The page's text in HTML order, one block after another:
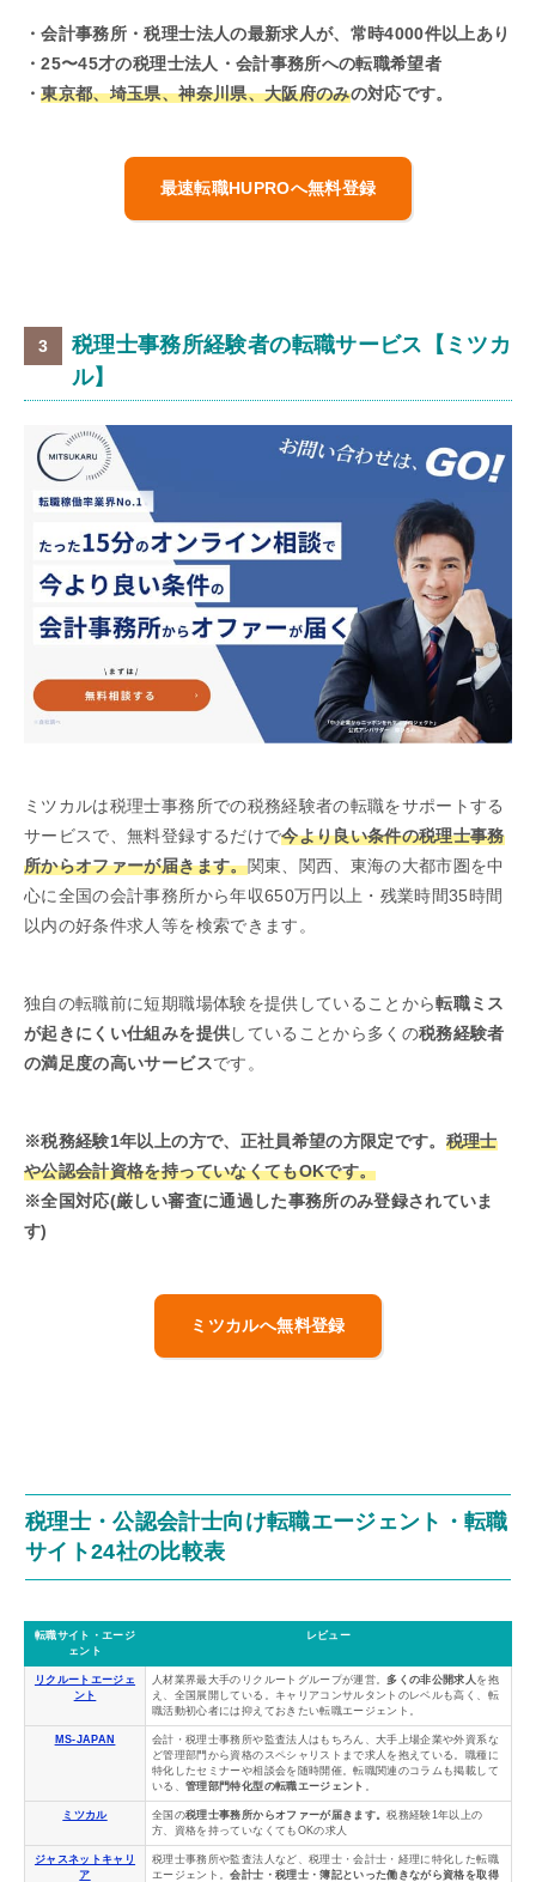
・会計事務所・税理士法人の最新求人が、常時4000件以上あり
・25〜45才の税理士法人・会計事務所への転職希望者
・東京都、埼玉県、神奈川県、大阪府のみの対応です。
最速転職HUPROへ無料登録
税理士事務所経験者の転職サービス【ミツカ
ル】
ミツカルは税理士事務所での税務経験者の転職をサポートする
サービスで、無料登録するだけで今より良い条件の税理士事務
所からオファーが届きます。関東、関西、東海の大都市圏を中
心に全国の会計事務所から年収650万円以上・残業時間35時間
以内の好条件求人等を検索できます。
独自の転職前に短期職場体験を提供していることから転職ミス
が起きにくい仕組みを提供していることから多くの税務経験者
の満足度の高いサービスです。
※税務経験1年以上の方で、正社員希望の方限定です。 税理士
や公認会計資格を持っていなくてもOKです。
※全国対応(厳しい審査に通過した事務所のみ登録されていま
す)
ミツカルへ無料登録
税理士・公認会計士向け転職エージェント・転職
サイト24社の比較表
転職サイト・エージ
ェント
レビュー
リクルートエージェ
ント
人材業界最大手のリクルートグループが運営。多くの非公開求人 を抱
え、全国展開している。キャリアコンサルタントのレベルも高く、転
職活動初心者には抑えておきたい転職エージェント。
MS-JAPAN
会計・税理士事務所や監査法人はもちろん、大手上場企業や外資系な
ど管理部門から資格のスペシャリストまで求人を抱えている。職種に
特化したセミナーや相談会を随時開催。転職関連のコラムも掲載して
いる、管理部門特化型の転職エージェント 。
ミツカル 全国の税理士事務所からオファーが届きます。税務経験1年以上の
方、資格を持っていなくてもOKの求人
ジャスネットキャリ
ア
税理士事務所や監査法人など、税理士・会計士・経理に特化した転職
エージェント。会計士・税理士・簿記といった働きながら資格を取得